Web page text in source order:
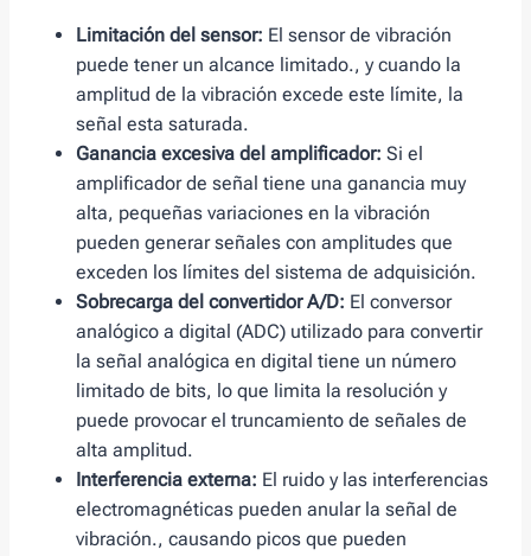
Limitación del sensor: El sensor de vibración
puede tener un alcance limitado., y cuando la
amplitud de la vibración excede este límite, la
señal esta saturada.
Ganancia excesiva del amplificador: Si el
amplificador de señal tiene una ganancia muy
alta, pequeñas variaciones en la vibración
pueden generar señales con amplitudes que
exceden los límites del sistema de adquisición.
Sobrecarga del convertidor A/D: El conversor
analógico a digital (ADC) utilizado para convertir
la señal analógica en digital tiene un número
limitado de bits, lo que limita la resolución y
puede provocar el truncamiento de señales de
alta amplitud.
Interferencia externa: El ruido y las interferencias
electromagnéticas pueden anular la señal de
vibración., causando picos que pueden